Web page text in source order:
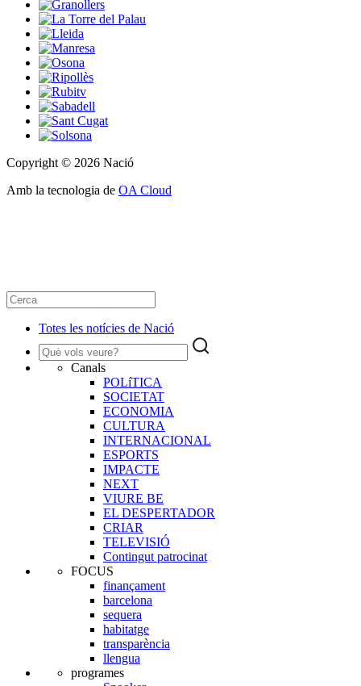
Copyright © 2026 Nació
Amb la tecnologia de OA Cloud
Totes les notícies de Nació
Canals
POLíTICA
SOCIETAT
ECONOMIA
CULTURA
INTERNACIONAL
ESPORTS
IMPACTE
NEXT
VIURE BE
EL DESPERTADOR
CRIAR
TELEVISIÓ
Contingut patrocinat
FOCUS
finançament
barcelona
sequera
habitatge
transparència
llengua
programes